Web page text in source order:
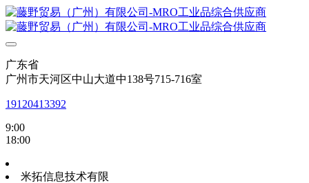
广东省
广州市天河区中山大道中138号715-716室
19120413392
9:00
18:00
米拓信息技术有限